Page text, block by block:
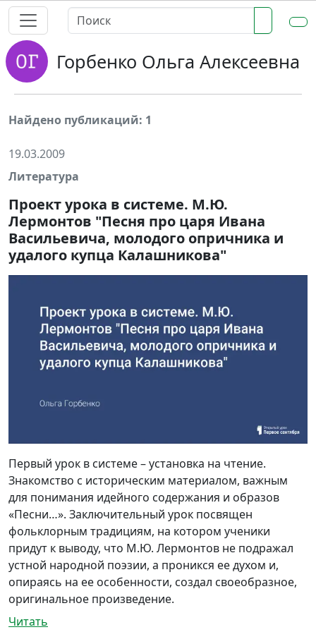
Горбенко Ольга Алексеевна
Найдено публикаций: 1
19.03.2009
Литература
Проект урока в системе. М.Ю.
Лермонтов "Песня про царя Ивана
Васильевича, молодого опричника и
удалого купца Калашникова"
Первый урок в системе – установка на чтение.
Знакомство с историческим материалом, важным
для понимания идейного содержания и образов
«Песни…». Заключительный урок посвящен
фольклорным традициям, на котором ученики
придут к выводу, что М.Ю. Лермонтов не подражал
устной народной поэзии, а проникся ее духом и,
опираясь на ее особенности, создал своеобразное,
оригинальное произведение.
Читать